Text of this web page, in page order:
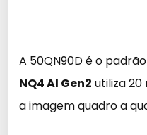
A 50QN90D é o
NQ4 AI Gen2 utiliza
a imagem quadro a